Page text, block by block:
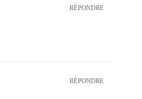
RÉPONDRE
RÉPONDRE